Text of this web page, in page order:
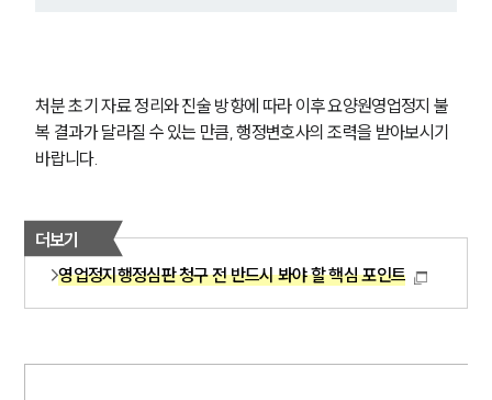
처분 초기 자료 정리와 진술 방향에 따라 이후 요양원영업정지 불
복 결과가 달라질 수 있는 만큼, 행정변호사의 조력을 받아보시기
바랍니다.
더보기
영업정지행정심판 청구 전 반드시 봐야 할 핵심 포인트